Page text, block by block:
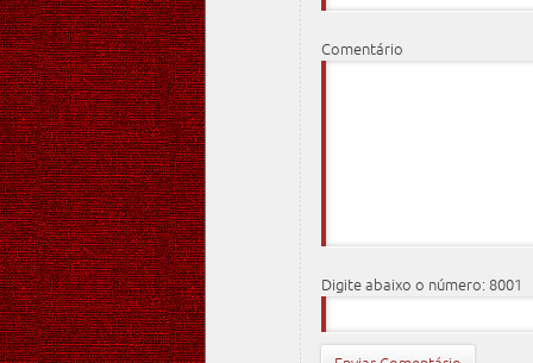
Comentário
Digite abaixo o número: 8001